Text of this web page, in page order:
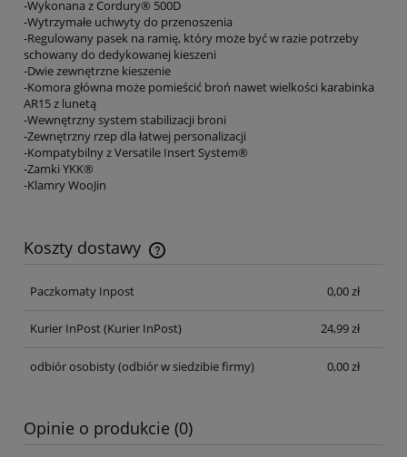
-Wykonana z Cordury® 500D
-Wytrzymałe uchwyty do przenoszenia
-Regulowany pasek na ramię, który może być w razie potrzeby
schowany do dedykowanej kieszeni
-Dwie zewnętrzne kieszenie
-Komora główna może pomieścić broń nawet wielkości karabinka
AR15 z lunetą
-Wewnętrzny system stabilizacji broni
-Zewnętrzny rzep dla łatwej personalizacji
-Kompatybilny z Versatile Insert System®
-Zamki YKK®
-Klamry WooJin
Koszty dostawy
Cena nie zawiera ewentualnych kosztów płatności
Paczkomaty Inpost
0,00 zł
Kurier InPost(Kurier InPost) 24,99 zł
odbiór osobisty(odbiór w siedzibie firmy) 0,00 zł
Opinie o produkcie (0)